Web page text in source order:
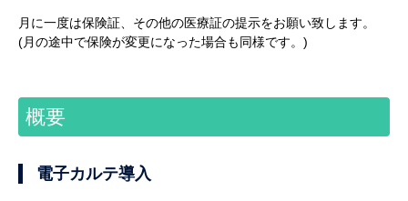
月に一度は保険証、その他の医療証の提示をお願い致します。
(月の途中で保険が変更になった場合も同様です。)
概要
電子カルテ導入